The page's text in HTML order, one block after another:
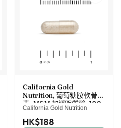
California Gold
Nutrition, 葡萄糖胺軟骨
素，MSM 加透明質酸，120
粒素食膠囊
California Gold Nutrition
HK$188